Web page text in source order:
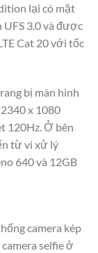
lại có mặt
3.0 và được
Cat 20 với tốc
bị màn hình
x 1080
120Hz. Ở bên
từ vi xử lý
640 và 12GB
camera kép
selfie ở